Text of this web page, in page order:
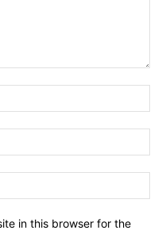
in this browser for the